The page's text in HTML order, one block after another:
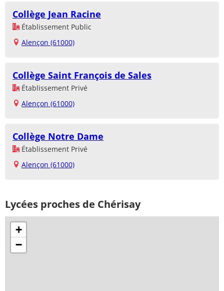
Collège Jean Racine
Établissement Public
Alençon (61000)
Collège Saint François de Sales
Établissement Privé
Alençon (61000)
Collège Notre Dame
Établissement Privé
Alençon (61000)
Lycées proches de Chérisay
+
−